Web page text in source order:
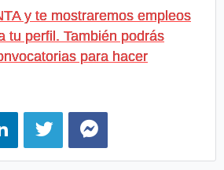
y te mostraremos empleos
tu perfil. También podrás
para hacer